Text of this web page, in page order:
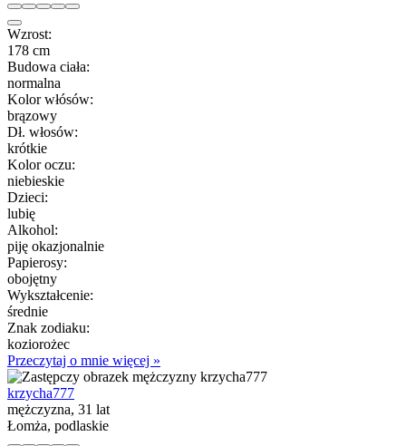
Wzrost:
178 cm
Budowa ciała:
normalna
Kolor włósów:
brązowy
Dł. włosów:
krótkie
Kolor oczu:
niebieskie
Dzieci:
lubię
Alkohol:
piję okazjonalnie
Papierosy:
obojętny
Wykształcenie:
średnie
Znak zodiaku:
koziorożec
Przeczytaj o mnie więcej »
krzycha777
mężczyzna, 31 lat
Łomża, podlaskie